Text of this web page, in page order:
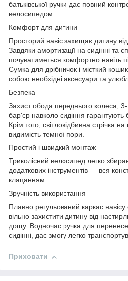
батьківської ручки дає повний
велосипедом.
Комфорт для дитини
Просторий навіс захищає дитину
Завдяки амортизації на сидінні та
почуватиметься комфортно навіть
Сумка для дрібничок і місткий
собою необхідні аксесуари та
Безпека
Захист обода переднього колеса, 3-
бар'єр навколо сидіння гарантують
Крім того, світловідбивна стрічка
видимість темної пори.
Простий і швидкий монтаж
Триколісний велосипед легко
додаткових інструментів — вся
клацанням.
Зручність використання
Плавно регульований каркас
вільно захистити дитину від
дощу. Водночас ручка для
сидінні, дає змогу легко
Приховати